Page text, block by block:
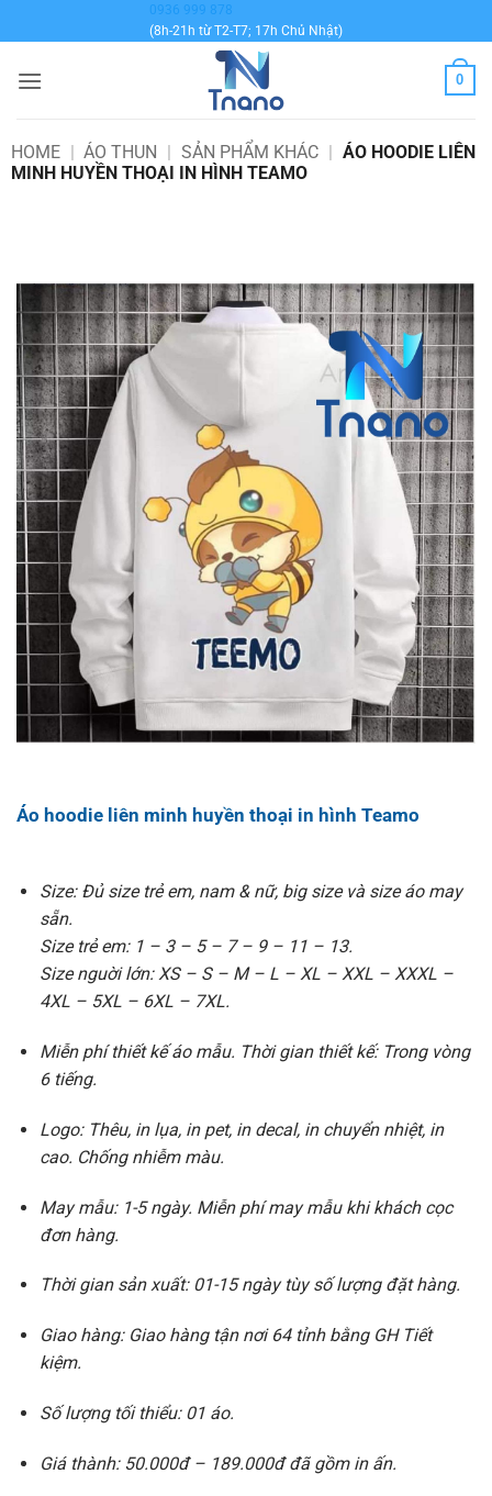
qua
dung
0936 999 878
(8h-21h từ T2-T7; 17h Chủ Nhật)
0
HOME | ÁO THUN | SẢN PHẨM KHÁC | ÁO HOODIE LIÊN
MINH HUYỀN THOẠI IN HÌNH TEAMO
Áo hoodie liên minh huyền thoại in hình Teamo
Size: Đủ size trẻ em, nam & nữ, big size và size áo may
sẵn.
Size trẻ em: 1 – 3 – 5 – 7 – 9 – 11 – 13.
Size nguời lớn: XS – S – M – L – XL – XXL – XXXL –
4XL – 5XL – 6XL – 7XL.
Miễn phí thiết kế áo mẫu. Thời gian thiết kế: Trong vòng
6 tiếng.
Logo: Thêu, in lụa, in pet, in decal, in chuyển nhiệt, in
cao. Chống nhiễm màu.
May mẫu: 1-5 ngày. Miễn phí may mẫu khi khách cọc
đơn hàng.
Thời gian sản xuất: 01-15 ngày tùy số lượng đặt hàng.
Giao hàng: Giao hàng tận nơi 64 tỉnh bằng GH Tiết
kiệm.
Số lượng tối thiểu: 01 áo.
Giá thành: 50.000đ – 189.000đ đã gồm in ấn.